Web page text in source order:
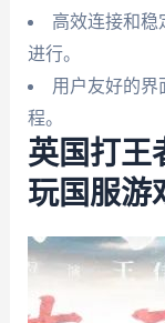
高效连接和稳
进行。
用户友好的界
程。
英国打王
玩国服游